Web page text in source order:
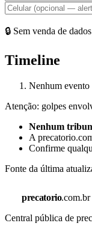
🔒 Sem venda de dados
Timeline
Nenhum evento
Atenção: golpes
Nenhum
A
Confirme
Fonte da última
precatorio.com.br
Central pública de